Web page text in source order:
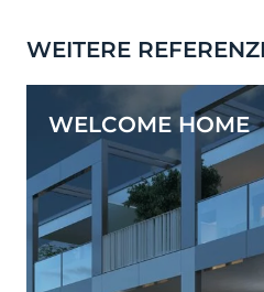
WEITERE
WELCOME HOME